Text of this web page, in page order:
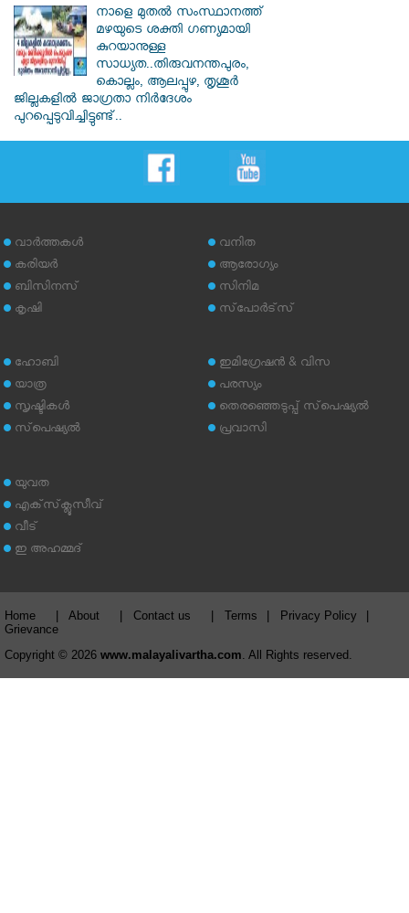
നാളെ മുതൽ സംസ്ഥാനത്ത്
മഴയുടെ ശക്തി ഗണ്യമായി
കുറയാനുള്ള
സാധ്യത..തിരുവനന്തപുരം,
കൊല്ലം, ആലപ്പുഴ, തൃശൂർ
ജില്ലകളിൽ ജാഗ്രതാ നിർദേശം
പുറപ്പെടുവിച്ചിട്ടുണ്ട്..
വാര്‍ത്തകള്‍
കരിയര്‍
ബിസിനസ്
കൃഷി
വനിത
ആരോഗ്യം
സിനിമ
സ്‌പോര്‍ട്‌സ്
ഹോബി
യാത്ര
സൃഷ്ടികള്‍
സ്‌പെഷ്യല്‍
ഇമിഗ്രേഷന്‍ & വിസ
പരസ്യം
തെരഞ്ഞെടുപ്പ് സ്‌പെഷ്യല്‍
പ്രവാസി
യുവത
എക്‌സ്‌ക്ലൂസീവ്
വീട്
ഇ അഹമ്മദ്‌
Home About Contact us Terms Privacy Policy
Grievance
Copyright © 2026 www.malayalivartha.com . All Rights reserved.